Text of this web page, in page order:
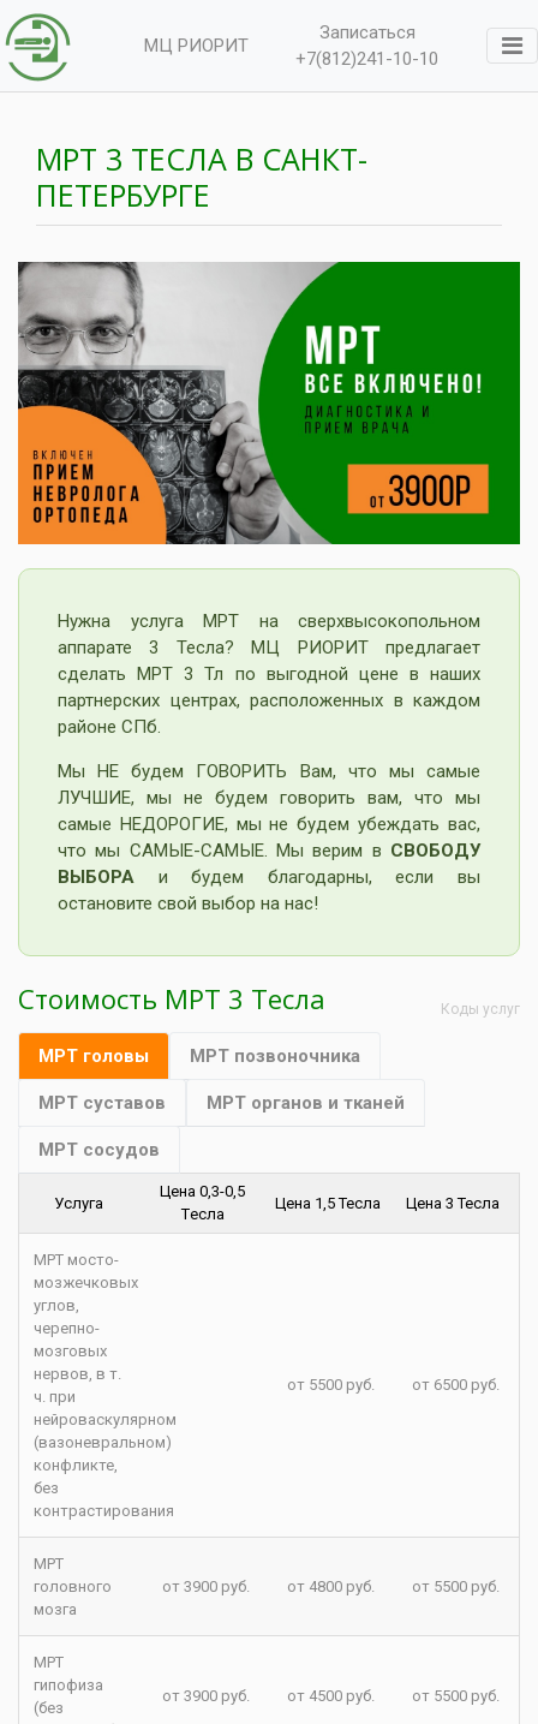
МЦ РИОРИТ
Записаться
+7(812)241-10-10
МРТ 3 ТЕСЛА В САНКТ-
ПЕТЕРБУРГЕ
Нужна услуга МРТ на сверхвысокопольном
аппарате 3 Тесла? МЦ РИОРИТ предлагает
сделать МРТ 3 Тл по выгодной цене в наших
партнерских центрах, расположенных в каждом
районе СПб.
Мы НЕ будем ГОВОРИТЬ Вам, что мы самые
ЛУЧШИЕ, мы не будем говорить вам, что мы
самые НЕДОРОГИЕ, мы не будем убеждать вас,
что мы САМЫЕ-САМЫЕ. Мы верим в СВОБОДУ
ВЫБОРА и будем благодарны, если вы
остановите свой выбор на нас!
Стоимость МРТ 3 Тесла
МРТ головы МРТ позвоночника
МРТ суставов МРТ органов и тканей
МРТ сосудов
Коды услуг
Услуга
Цена 0,3-0,5
Tесла
Цена 1,5 Тесла Цена 3 Тесла
МРТ мосто-
мозжечковых
углов,
черепно-
мозговых
нервов, в т.
ч. при
нейроваскулярном
(вазоневральном)
конфликте,
без
контрастирования
от 5500 руб. от 6500 руб.
МРТ
головного
мозга
от 3900 руб. от 4800 руб. от 5500 руб.
МРТ
гипофиза
(без
от 3900 руб. от 4500 руб. от 5500 руб.